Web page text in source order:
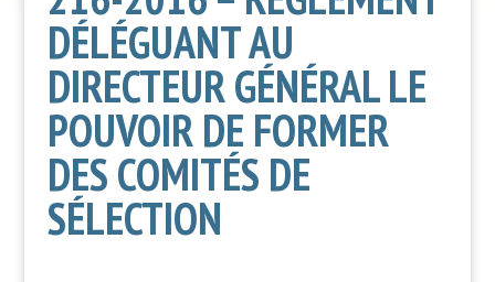
DÉLÉGUANT AU
DIRECTEUR GÉNÉRAL LE
POUVOIR DE FORMER
DES COMITÉS DE
SÉLECTION